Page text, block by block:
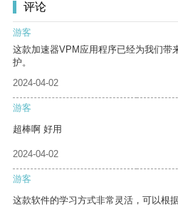
评论
游客
这款加速器VPM应用程序已经为我们带
护。
2024-04-02
游客
超棒啊 好用
2024-04-02
游客
这款软件的学习方式非常灵活，可以根